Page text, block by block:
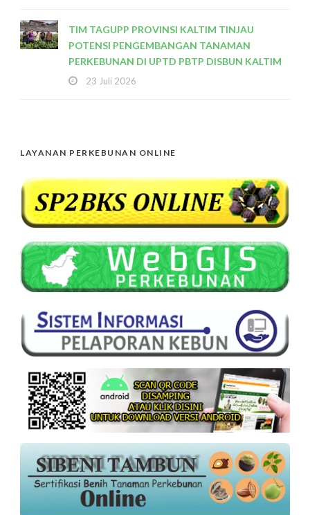
TIM TAGUPP PROVINSI KALTIM TINJAU
POTENSI PENGEMBANGAN TANAMAN
PERKEBUNAN DI UPTD PBTP DISBUN KALTIM
23 Juli 2026
LAYANAN PERKEBUNAN ONLINE